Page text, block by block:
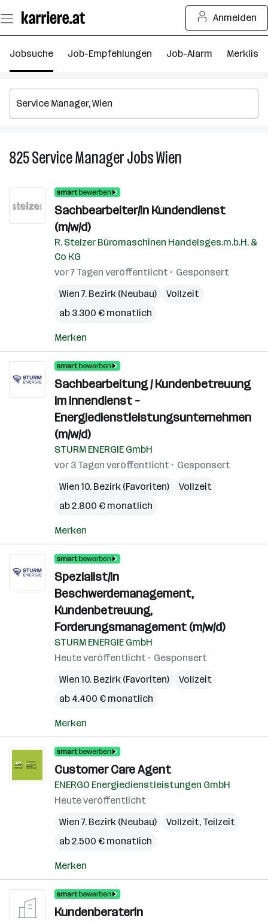
Seiteninhalt
springen
Anmelden
Jobsuche Job-Empfehlungen Job-Alarm Merkliste
825Service ManagerJobsWien
in
Sachbearbeiter/in Kundendienst
(m/w/d)
R. Stelzer Büromaschinen Handelsges.m.b.H. &
Co KG
vor 7 Tagen veröffentlicht
Gesponsert
Wien 7. Bezirk (Neubau)
Vollzeit
ab 3.300 € monatlich
Merken
Sachbearbeitung / Kundenbetreuung
im Innendienst –
Energiedienstleistungsunternehmen
(m/w/d)
STURM ENERGIE GmbH
vor 3 Tagen veröffentlicht
Gesponsert
Wien 10. Bezirk (Favoriten)
Vollzeit
ab 2.800 € monatlich
Merken
Spezialist/in
Beschwerdemanagement,
Kundenbetreuung,
Forderungsmanagement (m/w/d)
STURM ENERGIE GmbH
Heute veröffentlicht
Gesponsert
Wien 10. Bezirk (Favoriten)
Vollzeit
ab 4.400 € monatlich
Merken
Customer Care Agent
ENERGO Energiedienstleistungen GmbH
Heute veröffentlicht
Wien 7. Bezirk (Neubau)
Vollzeit, Teilzeit
ab 2.500 € monatlich
Merken
KundenberaterIn